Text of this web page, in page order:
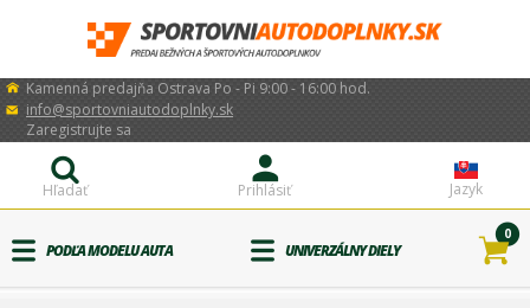
Kamenná predajňa Ostrava Po - Pi 9:00 - 16:00 hod.
info@sportovniautodoplnky.sk
Jazyk
Prihlásiť
Zaregistrujte sa
Hľadať
PODĽA MODELU AUTA UNIVERZÁLNY DIELY
0